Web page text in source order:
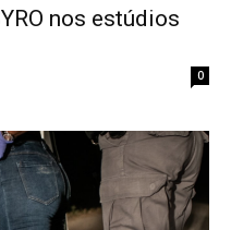
nos estúdios
0